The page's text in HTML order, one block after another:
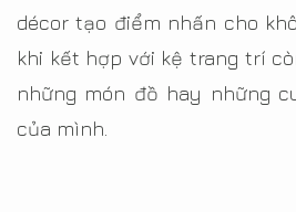
décor tạo điểm nhấn cho
khi kết hợp với kệ trang trí
những món đồ hay những
của mình.